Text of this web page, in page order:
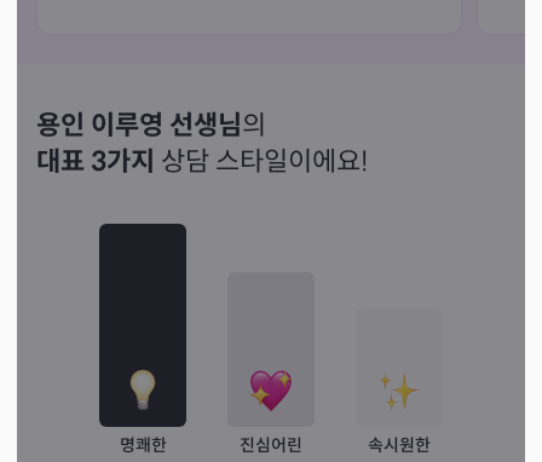
용인 이루영 선생님의
대표 3가지 상담 스타일이에요!
명쾌한 진심어린 속시원한